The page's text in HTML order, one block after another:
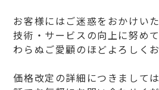
お客様にはご迷惑をおかけい
技術・サービスの向上に努め
わらぬご愛顧のほどよろしく
価格改定の詳細につきまして